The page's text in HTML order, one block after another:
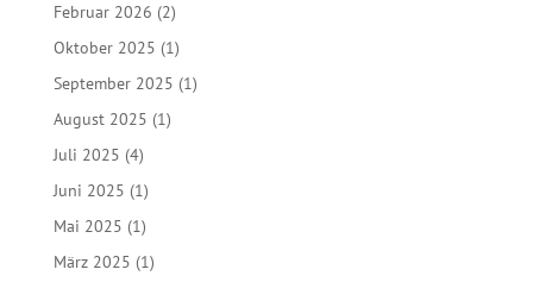
Februar 2026 (2)
Oktober 2025 (1)
September 2025 (1)
August 2025 (1)
Juli 2025 (4)
Juni 2025 (1)
Mai 2025 (1)
März 2025 (1)